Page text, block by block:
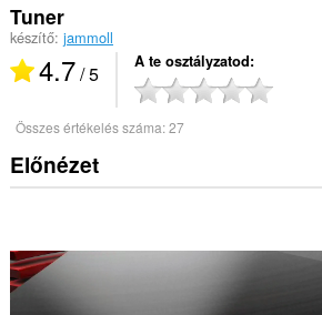
Tuner
készítő: jammoll
4.7/ 5 A te osztályzatod
Összes értékelés száma:27
Előnézet